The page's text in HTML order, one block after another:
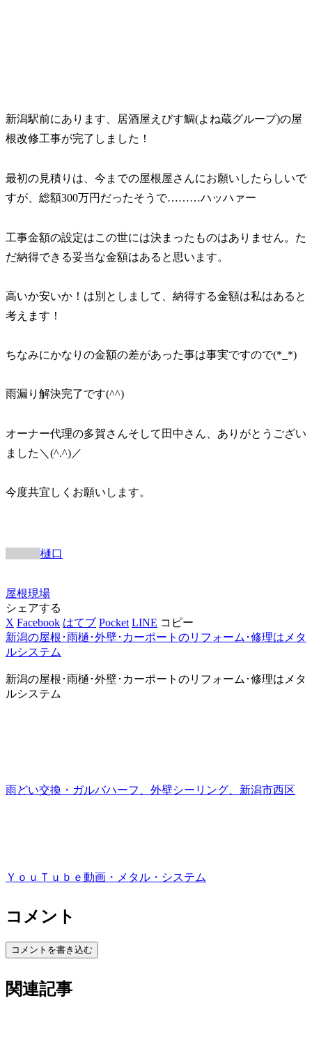
新潟駅前にあります、居酒屋えびす鯛(よね蔵グループ)の屋
根改修工事が完了しました！
最初の見積りは、今までの屋根屋さんにお願いしたらしいで
すが、総額300万円だったそうで………ハッハァー
工事金額の設定はこの世には決まったものはありません。た
だ納得できる妥当な金額はあると思います。
高いか安いか！は別としまして、納得する金額は私はあると
考えます！
ちなみにかなりの金額の差があった事は事実ですので(*_*)
雨漏り解決完了です(^^)
オーナー代理の多賀さんそして田中さん、ありがとうござい
ました＼(^.^)／
今度共宜しくお願いします。
樋口
屋根現場
シェアする
X Facebook はてブ Pocket LINE コピー
新潟の屋根･雨樋･外壁･カーポートのリフォーム･修理はメタ
ルシステム
新潟の屋根･雨樋･外壁･カーポートのリフォーム･修理はメタ
ルシステム
雨どい交換・ガルバハーフ、外壁シーリング、新潟市西区
ＹｏｕＴｕｂｅ動画・メタル・システム
コメント
コメントを書き込む
関連記事